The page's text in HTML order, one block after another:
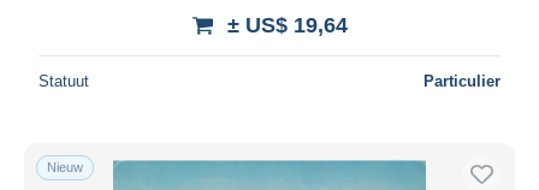
± US$ 19,64
Statuut Particulier
Nieuw